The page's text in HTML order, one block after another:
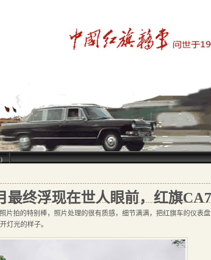
>
最终浮现在世人眼前，红旗
片拍的特别棒，照片处理的很有质感，细节满满，把红旗车的仪表
灯光的样子。